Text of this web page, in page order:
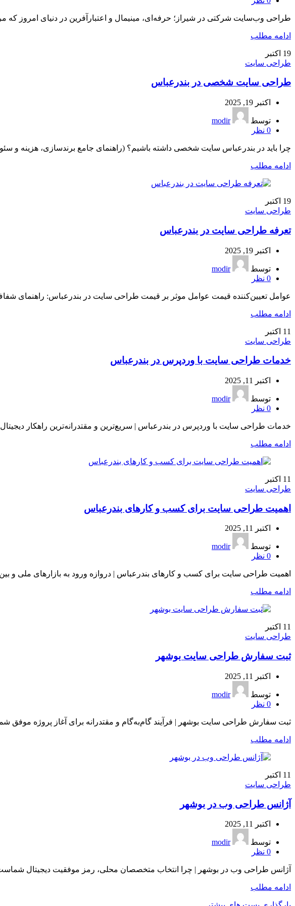
طراحی وب‌سایت شرکتی در شیراز؛ حرفه‌ای، مینیمال و اعتبارآفرین در دنیای امروز
ادامه مطلب
19 اکتبر
طراحی سایت
طراحی سایت شخصی در بندرعباس
اکتبر 19, 2025
توسط
modir
0 نظر
چرا باید در بندرعباس سایت شخصی داشته باشیم؟ (راهنمای جامع برندسازی، هزینه
ادامه مطلب
19 اکتبر
طراحی سایت
تعرفه طراحی سایت در بندرعباس
اکتبر 19, 2025
توسط
modir
0 نظر
عوامل تعیین‌کننده قیمت عوامل موثر بر قیمت طراحی سایت در بندرعباس: راهنمای
ادامه مطلب
11 اکتبر
طراحی سایت
خدمات طراحی سایت با وردپرس در بندرعباس
اکتبر 11, 2025
توسط
modir
0 نظر
خدمات طراحی سایت با وردپرس در بندرعباس | سریع‌ترین و مقتدرانه‌ترین راهکار
ادامه مطلب
11 اکتبر
طراحی سایت
اهمیت طراحی سایت برای کسب و کارهای بندرعباس
اکتبر 11, 2025
توسط
modir
0 نظر
اهمیت طراحی سایت برای کسب و کارهای بندرعباس | دروازه ورود به بازارهای ملی و
ادامه مطلب
11 اکتبر
طراحی سایت
ثبت سفارش طراحی سایت بوشهر
اکتبر 11, 2025
توسط
modir
0 نظر
ثبت سفارش طراحی سایت بوشهر | فرآیند گام‌به‌گام و مقتدرانه برای آغاز پروژه
ادامه مطلب
11 اکتبر
طراحی سایت
آژانس طراحی وب در بوشهر
اکتبر 11, 2025
توسط
modir
0 نظر
آژانس طراحی وب در بوشهر | چرا انتخاب متخصصان محلی، رمز موفقیت دیجیتال
ادامه مطلب